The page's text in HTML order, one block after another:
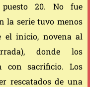
20. No fue
la serie tuvo menos
el inicio, novena al
donde los
con sacrificio. Los
rescatados de una